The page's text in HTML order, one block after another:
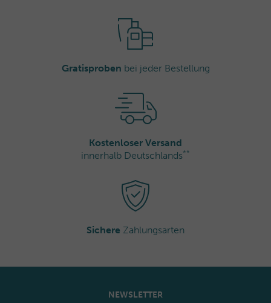
Gratisproben bei jeder Bestellung
Kostenloser Versand
innerhalb Deutschlands**
Sichere Zahlungsarten
NEWSLETTER